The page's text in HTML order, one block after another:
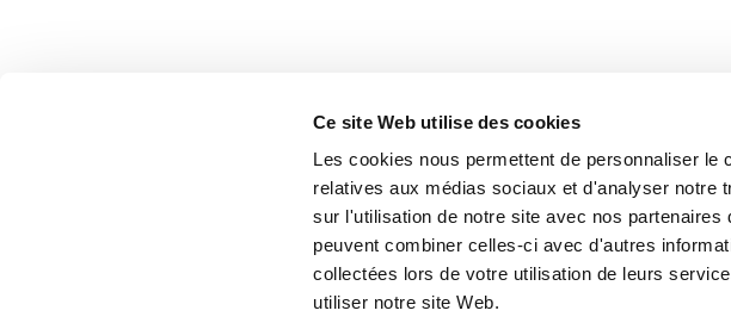
Ce site Web utilise des cookies
Les cookies nous permettent de personnaliser
relatives aux médias sociaux et d'analyser notre
sur l'utilisation de notre site avec nos
peuvent combiner celles-ci avec d'autres
collectées lors de votre utilisation de leurs
utiliser notre site Web.